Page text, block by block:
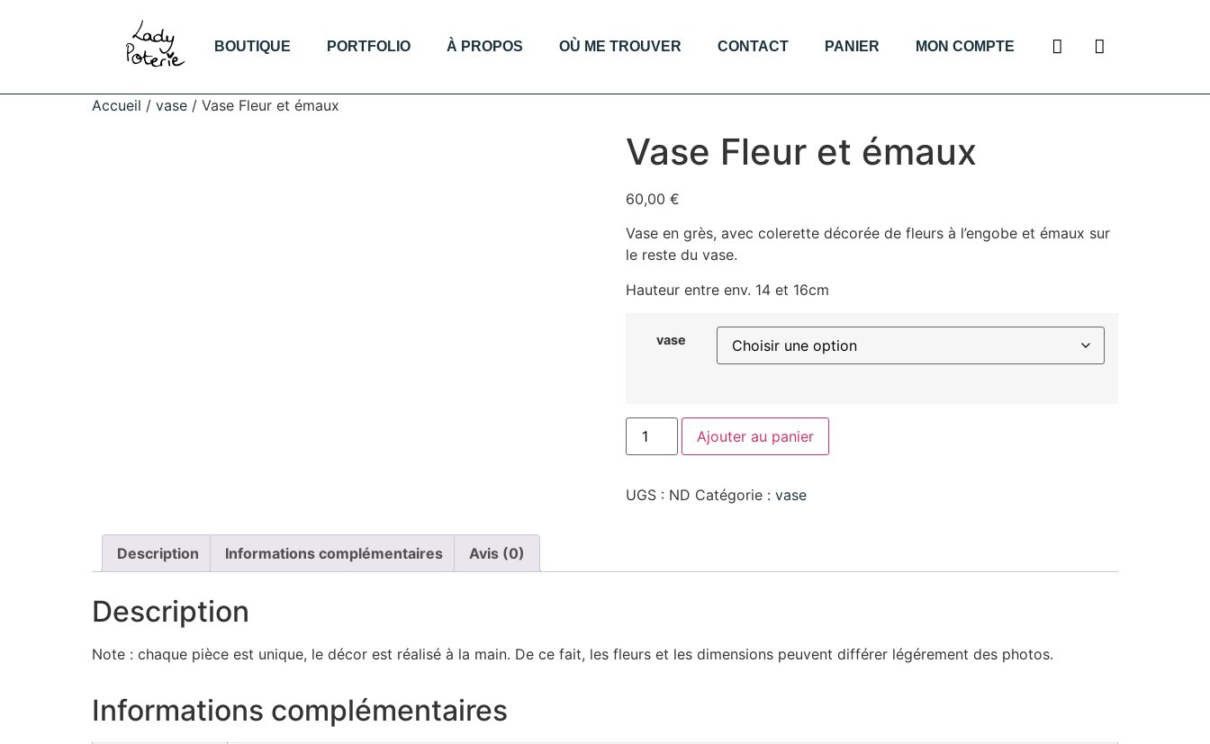
BOUTIQUE PORTFOLIO À PROPOS OÙ ME TROUVER CONTACT PANIER MON COMPTE
Accueil / vase / Vase Fleur et émaux
Vase Fleur et émaux
60,00 €
Vase en grès, avec colerette décorée de fleurs à l’engobe et émaux sur
le reste du vase.
Hauteur entre env. 14 et 16cm
vase
Ajouter au panier
UGS : ND Catégorie : vase
Description Informations complémentaires Avis (0)
Description
Note : chaque pièce est unique, le décor est réalisé à la main. De ce fait, les fleurs et les dimensions peuvent différer légérement des photos.
Informations complémentaires